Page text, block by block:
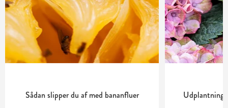
Sådan slipper du af med bananfluer Udplantning